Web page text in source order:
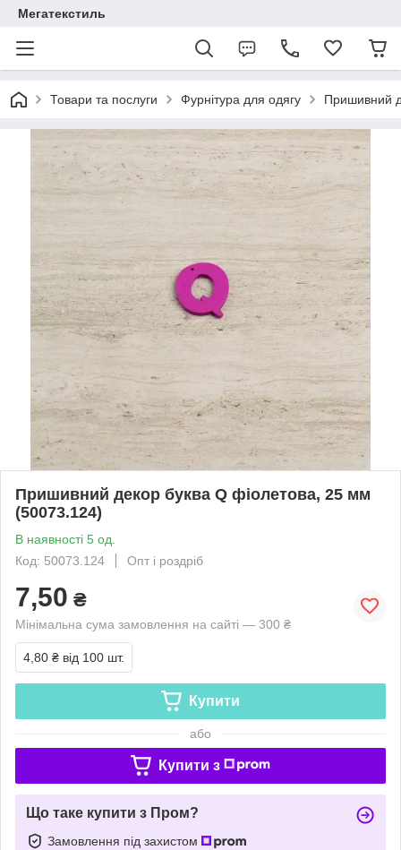
Мегатекстиль
Товари та послуги Фурнітура для одягу Пришивний
Пришивний декор буква Q фіолетова, 25 мм
(50073.124)
В наявності 5 од.
Код: 50073.124
Опт і роздріб
7,50 ₴
Мінімальна сума замовлення на сайті — 300 ₴
4,80 ₴ від 100 шт.
Купити
або
Купити з
Що таке купити з Пром?
Замовлення під захистом